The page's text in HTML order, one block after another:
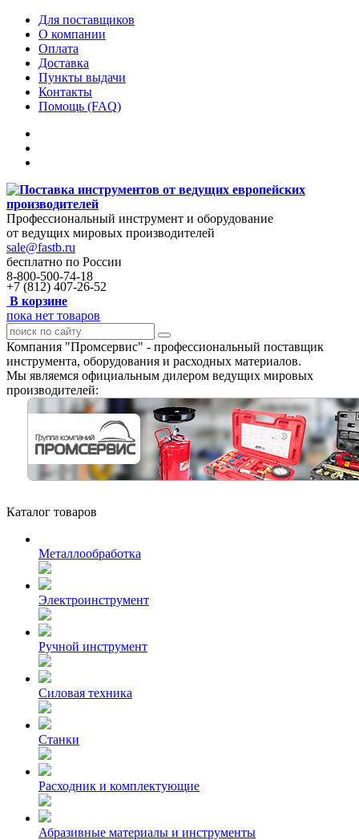
Для поставщиков
О компании
Оплата
Доставка
Пункты выдачи
Контакты
Помощь (FAQ)
Профессиональный инструмент и оборудование
от ведущих мировых производителей
sale@fastb.ru
бесплатно по России
8-800-500-74-18
+7 (812) 407-26-52
В корзине
пока нет товаров
Компания "Промсервис" - профессиональный поставщик
инструмента, оборудования и расходных материалов.
Мы являемся официальным дилером ведущих мировых
производителей:
Каталог товаров
Металлообработка
Электроинструмент
Ручной инструмент
Силовая техника
Станки
Расходник и комплектующие
Абразивные материалы и инструменты